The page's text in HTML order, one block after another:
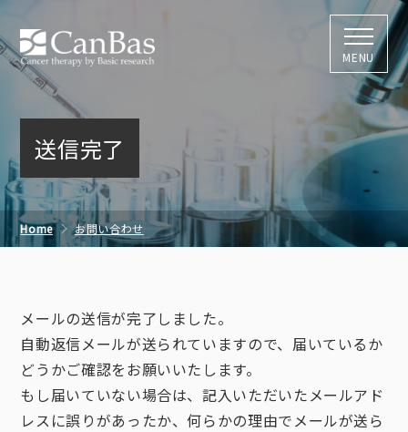
株式会社キャン
MENU
送信完了
Home お問い合わせ
メールの送信が完了しました。
自動返信メールが送られていますので、届いているか
どうかご確認をお願いいたします。
もし届いていない場合は、記入いただいたメールアド
レスに誤りがあったか、何らかの理由でメールが送ら